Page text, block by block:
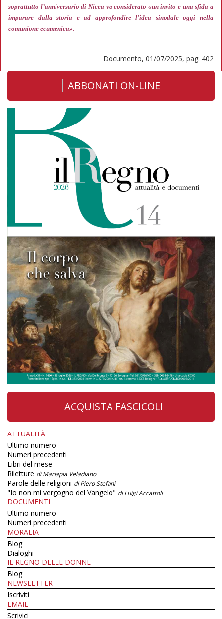
soprattutto l’anniversario di Nicea va considerato «un invito e una sfida a
imparare dalla storia e ad approfondire l’idea sinodale oggi nella
comunione ecumenica».
Documento, 01/07/2025, pag. 402
ABBONATI ON-LINE
ACQUISTA FASCICOLI
ATTUALITÀ
Ultimo numero
Numeri precedenti
Libri del mese
Riletture di Mariapia Veladiano
Parole delle religioni di Piero Stefani
"Io non mi vergogno del Vangelo" di Luigi Accattoli
DOCUMENTI
Ultimo numero
Numeri precedenti
MORALIA
Blog
Dialoghi
IL REGNO DELLE DONNE
Blog
NEWSLETTER
Iscriviti
EMAIL
Scrivici